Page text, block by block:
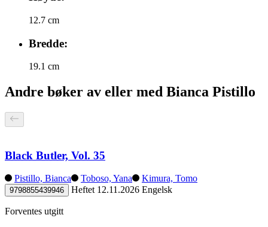
12.7 cm
Bredde:
19.1 cm
Andre bøker av eller med Bianca Pistillo
Black Butler, Vol. 35
Pistillo, Bianca Toboso, Yana Kimura, Tomo
9798855439946 Heftet 12.11.2026 Engelsk
Forventes utgitt